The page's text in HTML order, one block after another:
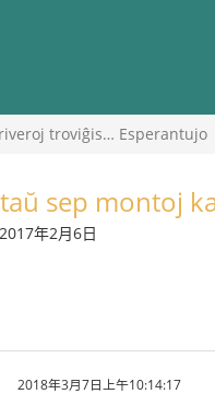
troviĝis… Esperantujo
sep montoj
年2月6日
2018年3月7日上午10:14:17